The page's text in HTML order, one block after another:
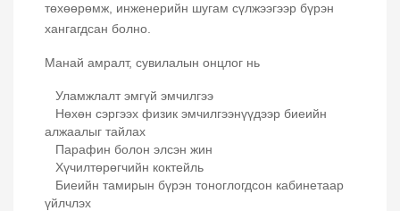
төхөөрөмж, инженерийн шугам сүлжээгээр бүрэн
хангагдсан болно.
Манай амралт, сувилалын онцлог нь
Уламжлалт эмгүй эмчилгээ
Нөхөн сэргээх физик эмчилгээнүүдээр биеийн
алжаалыг тайлах
Парафин болон элсэн жин
Хүчилтөрөгчийн коктейль
Биеийн тамирын бүрэн тоноглогдсон кабинетаар
үйлчлэх